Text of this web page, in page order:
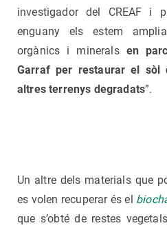
investigador del CREAF i
enguany els estem
orgànics i minerals en
Garraf per restaurar el sòl
altres terrenys degradats”.
Un altre dels materials que
es volen recuperar és el
que s’obté de restes